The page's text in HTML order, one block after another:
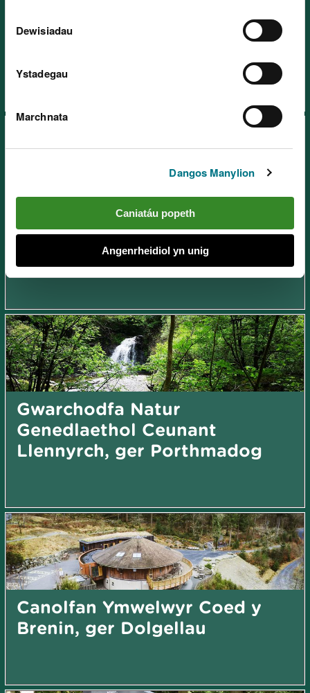
Dewisiadau
Ystadegau
Marchnata
Dangos Manylion
Caniatáu popeth
Angenrheidiol yn unig
Genedlaethol Cadair Idris, ger
Gwarchodfa Natur
Genedlaethol Ceunant Cynfal,
ger Blaenau Ffestiniog
Gwarchodfa Natur
Genedlaethol Ceunant
Llennyrch, ger Porthmadog
Canolfan Ymwelwyr Coed y
Brenin, ger Dolgellau